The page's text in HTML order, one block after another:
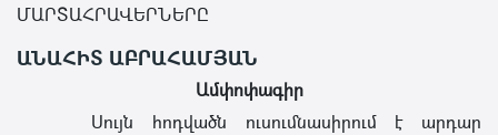
ՄԱՐՏԱՀՐԱՎԵՐՆԵՐԸ
ԱՆԱՀԻՏ ԱԲՐԱՀԱՄՅԱՆ
Ամփոփագիր
Սույն հոդվածն ուսումնասիրում է արդար